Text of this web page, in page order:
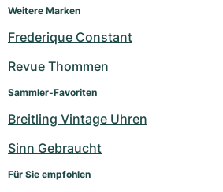
Weitere Marken
Frederique Constant
Revue Thommen
Sammler-Favoriten
Breitling Vintage Uhren
Sinn Gebraucht
Für Sie empfohlen